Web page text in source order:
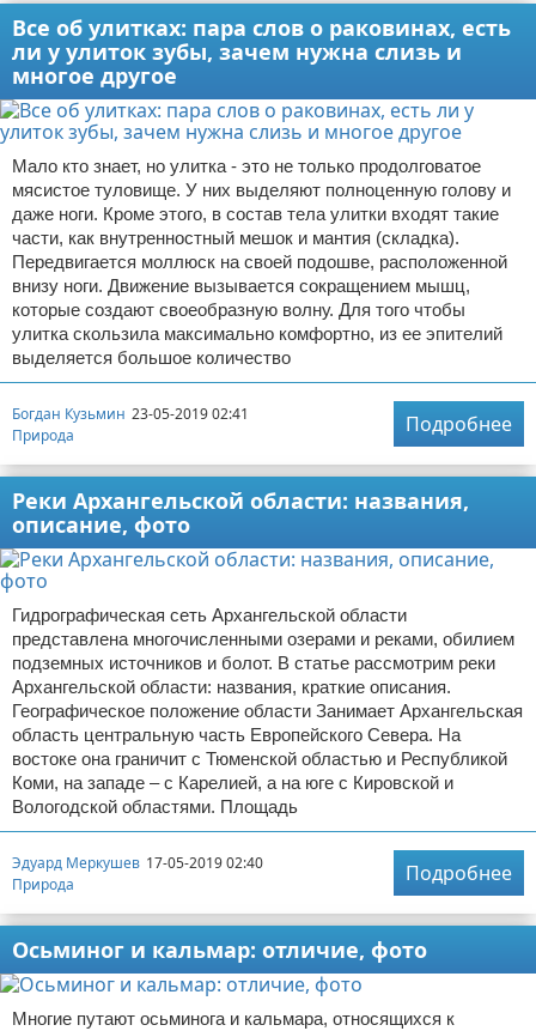
Все об улитках: пара слов о раковинах, есть
ли у улиток зубы, зачем нужна слизь и
многое другое
Мало кто знает, но улитка - это не только продолговатое
мясистое туловище. У них выделяют полноценную голову и
даже ноги. Кроме этого, в состав тела улитки входят такие
части, как внутренностный мешок и мантия (складка).
Передвигается моллюск на своей подошве, расположенной
внизу ноги. Движение вызывается сокращением мышц,
которые создают своеобразную волну. Для того чтобы
улитка скользила максимально комфортно, из ее эпителий
выделяется большое количество
Богдан Кузьмин 23-05-2019 02:41
Природа
Подробнее
Реки Архангельской области: названия,
описание, фото
Гидрографическая сеть Архангельской области
представлена многочисленными озерами и реками, обилием
подземных источников и болот. В статье рассмотрим реки
Архангельской области: названия, краткие описания.
Географическое положение области Занимает Архангельская
область центральную часть Европейского Севера. На
востоке она граничит с Тюменской областью и Республикой
Коми, на западе – с Карелией, а на юге с Кировской и
Вологодской областями. Площадь
Эдуард Меркушев 17-05-2019 02:40
Природа
Подробнее
Осьминог и кальмар: отличие, фото
Многие путают осьминога и кальмара, относящихся к